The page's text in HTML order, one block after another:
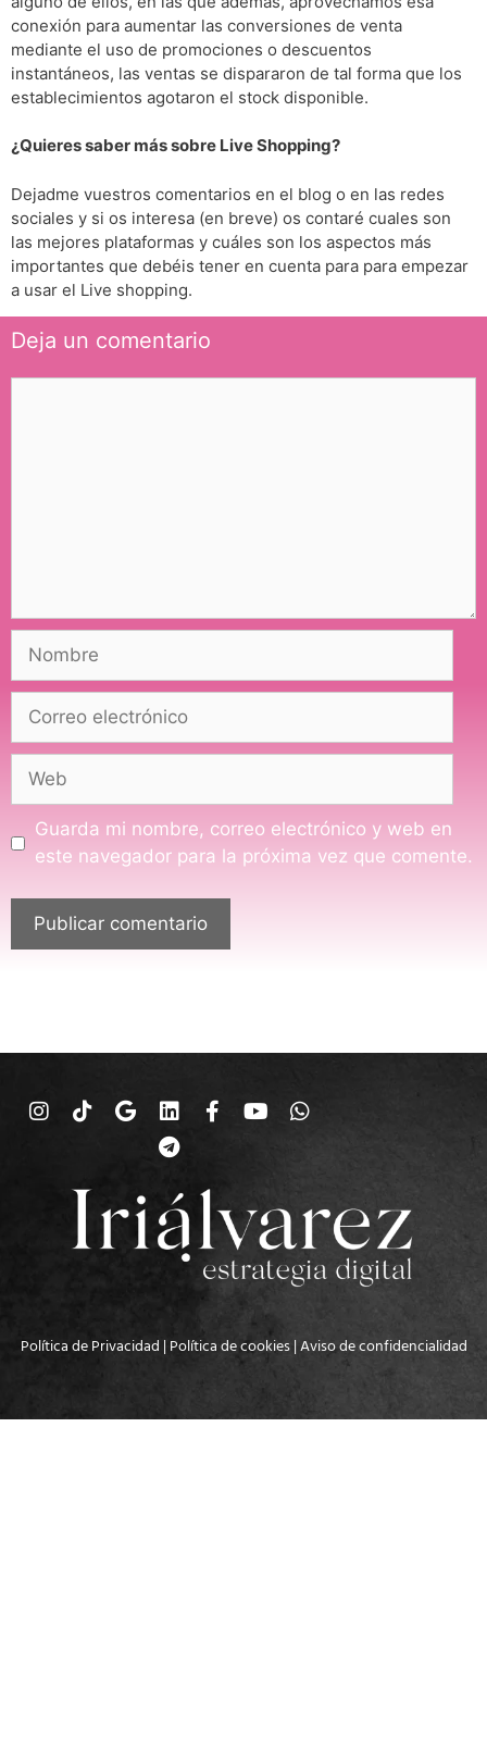
conexión para aumentar las conversiones de venta
mediante el uso de promociones o descuentos
instantáneos, las ventas se dispararon de tal forma que los
establecimientos agotaron el stock disponible.
¿Quieres saber más sobre Live Shopping?
Dejadme vuestros comentarios en el blog o en las redes
sociales y si os interesa (en breve) os contaré cuales son
las mejores plataformas y cuáles son los aspectos más
importantes que debéis tener en cuenta para para empezar
a usar el Live shopping.
Deja un comentario
Guarda mi nombre, correo electrónico y web en
este navegador para la próxima vez que comente.
Política de Privacidad | Política de cookies|Aviso de confidencialidad